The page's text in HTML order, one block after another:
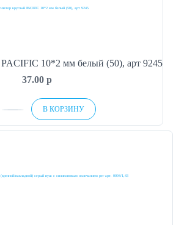
10*2 мм белый (50), арт 9245
37.00 p
В КОРЗИНУ